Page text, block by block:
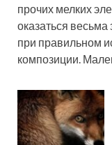
прочих мелких
оказаться
при правильном
композиции.